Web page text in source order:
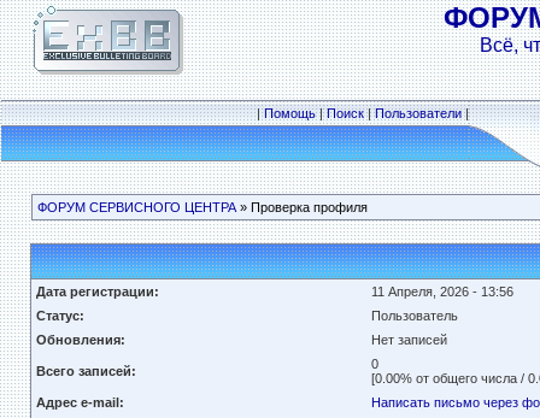
Всё,
|Помощь|Поиск|Пользователи|
ФОРУМ СЕРВИСНОГО ЦЕНТРА» Проверка профиля
Дата регистрации:
11 Апреля, 2026 - 13:56
Статус:
Пользователь
Обновления:
Нет записей
Всего записей:
0
[0.00% от общего числа /
Адрес e-mail:
Написать письмо через